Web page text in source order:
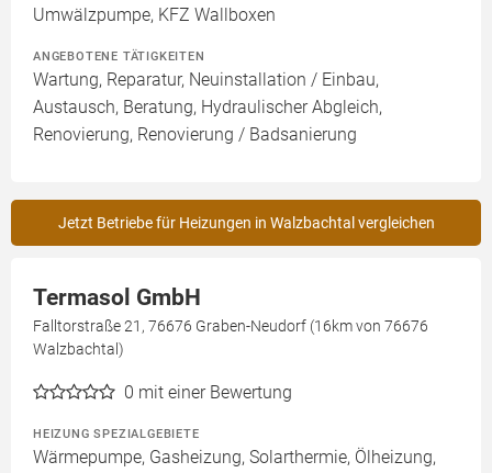
Umwälzpumpe, KFZ Wallboxen
ANGEBOTENE TÄTIGKEITEN
Wartung, Reparatur, Neuinstallation / Einbau,
Austausch, Beratung, Hydraulischer Abgleich,
Renovierung, Renovierung / Badsanierung
Jetzt Betriebe für Heizungen in Walzbachtal vergleichen
Termasol GmbH
Falltorstraße 21, 76676 Graben-Neudorf (16km von 76676
Walzbachtal)
0 mit einer Bewertung
HEIZUNG SPEZIALGEBIETE
Wärmepumpe, Gasheizung, Solarthermie, Ölheizung,